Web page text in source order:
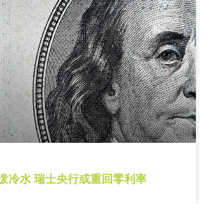
冷水 瑞士央行或重回零利率